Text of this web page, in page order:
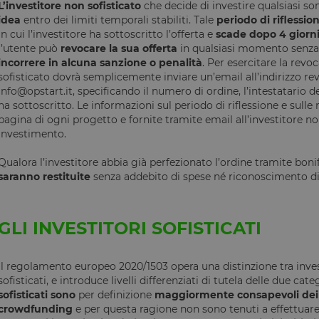
non sofisticatoche decide di investire qualsiasi
entro dei limiti temporali stabiliti. Tale periodo di
cui l’investitore ha sottoscritto l’offerta e scade dopo 4
può revocare la sua offerta in qualsiasi momento
in alcuna sanzione o penalità. Per esercitare la
dovrà semplicemente inviare un’email all’indirizzo
specificando il numero di ordine, l’intestatario
sottoscritto. Le informazioni sul periodo di riflessione e
di ogni progetto e fornite tramite email all’investitore
l’investitore abbia già perfezionato l’ordine tramite
restituitesenza addebito di spese né riconoscimento
INVESTITORI SOFISTICATI
regolamento europeo 2020/1503 opera una distinzione tra
e introduce livelli differenziati di tutela delle due
sonoper definizione maggiormente consapevoli
e per questa ragione non sono tenuti a
Laravel LLC
www.opstart.it
1 ora 59
minuti
Internamente laravel utilizza laravel_session per
di sessione per un utente
PHP.net
www.opstart.it
Sessione
Cookie generato da applicazioni basate sul
un identificatore generico utilizzato per
sessione utente. Normalmente è un numero
casuale, il modo in cui viene utilizzato può essere
ma un buon esempio è mantenere uno stato di
tra le pagine.
Cloudflare
Inc.
.calendly.com
Sessione
Cookie associato ai siti che utilizzano CloudFlare,
identificare il traffico web attendibile.
minuti
prevenire attacchi Cross-Site Request Forgery.
Questo cookie è impostato dalla soluzione di
che i cookie di ciascuna categoria vengano
utenti, quando non viene fornito il consenso. Il
identificare il visitatore del sito.
CookieScript
www.opstart.it
4
settimane
2 giorni
Questo cookie viene utilizzato dal servizio Cookie-
ricordare le preferenze di consenso sui cookie dei
necessario che il banner dei cookie di Cookie-
correttamente.
Google Privacy Policy